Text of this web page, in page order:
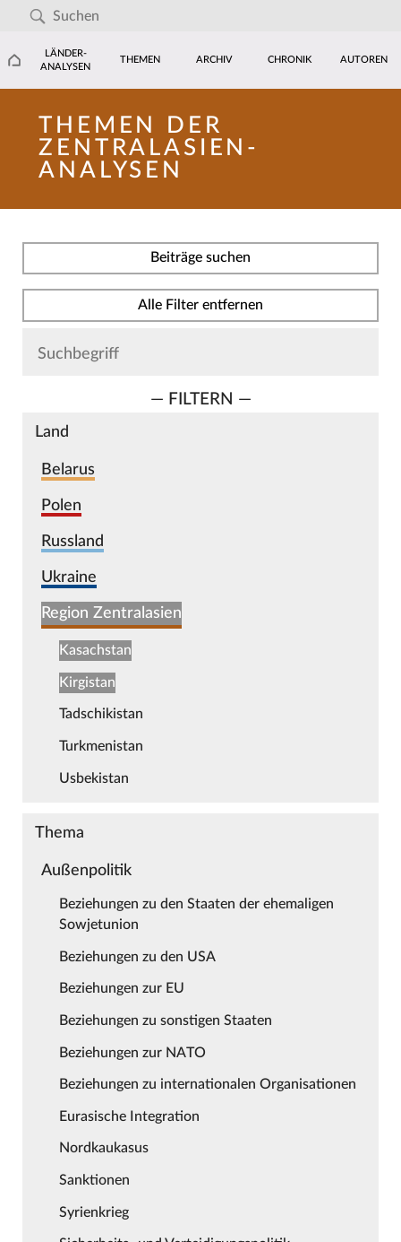
LÄNDER-
ANALYSEN
THEMEN ARCHIV CHRONIK AUTOREN
THEMEN DER
ZENTRALASIEN-
ANALYSEN
Beiträge suchen
Alle Filter entfernen
— FILTERN —
Land
Belarus
Polen
Russland
Ukraine
Region Zentralasien
Kasachstan
Kirgistan
Tadschikistan
Turkmenistan
Usbekistan
Thema
Außenpolitik
Beziehungen zu den Staaten der ehemaligen
Sowjetunion
Beziehungen zu den USA
Beziehungen zur EU
Beziehungen zu sonstigen Staaten
Beziehungen zur NATO
Beziehungen zu internationalen Organisationen
Eurasische Integration
Nordkaukasus
Sanktionen
Syrienkrieg